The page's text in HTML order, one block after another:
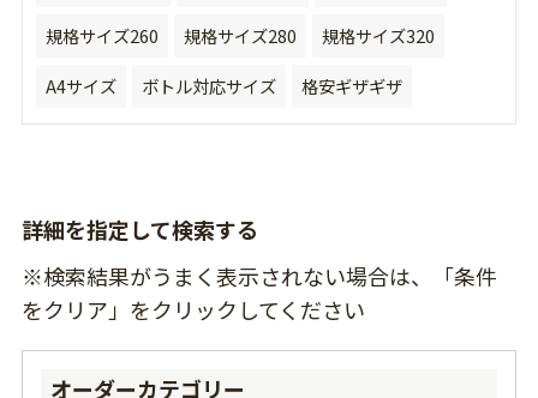
規格サイズ260
規格サイズ280
規格サイズ320
A4サイズ
ボトル対応サイズ 格安ギザギザ
詳細を指定して検索する
※検索結果がうまく表示されない場合は、「条件
をクリア」をクリックしてください
オーダーカテゴリー